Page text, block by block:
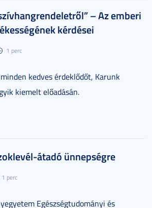
– Az emberi
kérdései
1 perc
kedves érdeklődőt, Karunk
kiemelt előadásán.
átadó ünnepségre
1 perc
Egészségtudományi és